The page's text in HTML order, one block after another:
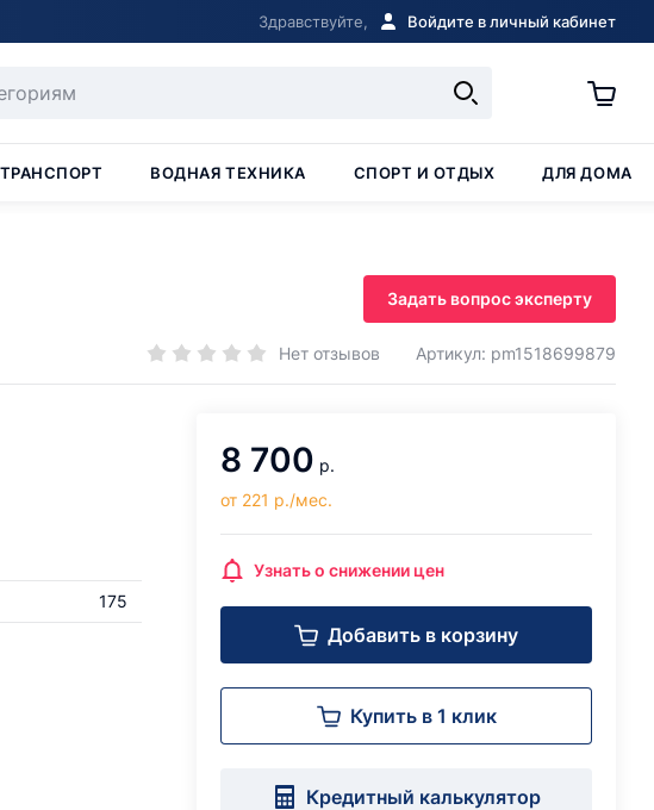
Здравствуйте, Войдите в личный кабинет
ВОДНАЯ ТЕХНИКА СПОРТ И ОТДЫХ ДЛЯ ДОМА
Задать вопрос эксперту
Нет отзывов Артикул: pm1518699879
175
8 700 р.
от 221 р./мес.
Узнать о снижении цен
Добавить в корзину
Купить в 1 клик
Кредитный калькулятор